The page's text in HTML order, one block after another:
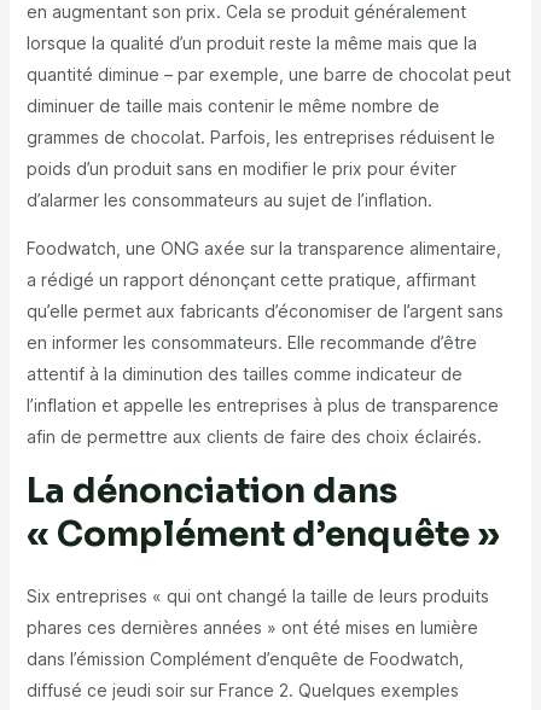
en augmentant son prix. Cela se produit généralement
lorsque la qualité d’un produit reste la même mais que la
quantité diminue – par exemple, une barre de chocolat peut
diminuer de taille mais contenir le même nombre de
grammes de chocolat. Parfois, les entreprises réduisent le
poids d’un produit sans en modifier le prix pour éviter
d’alarmer les consommateurs au sujet de l’inflation.
Foodwatch, une ONG axée sur la transparence alimentaire,
a rédigé un rapport dénonçant cette pratique, affirmant
qu’elle permet aux fabricants d’économiser de l’argent sans
en informer les consommateurs. Elle recommande d’être
attentif à la diminution des tailles comme indicateur de
l’inflation et appelle les entreprises à plus de transparence
afin de permettre aux clients de faire des choix éclairés.
La dénonciation dans
« Complément d’enquête »
Six entreprises « qui ont changé la taille de leurs produits
phares ces dernières années » ont été mises en lumière
dans l’émission Complément d’enquête de Foodwatch,
diffusé ce jeudi soir sur France 2. Quelques exemples